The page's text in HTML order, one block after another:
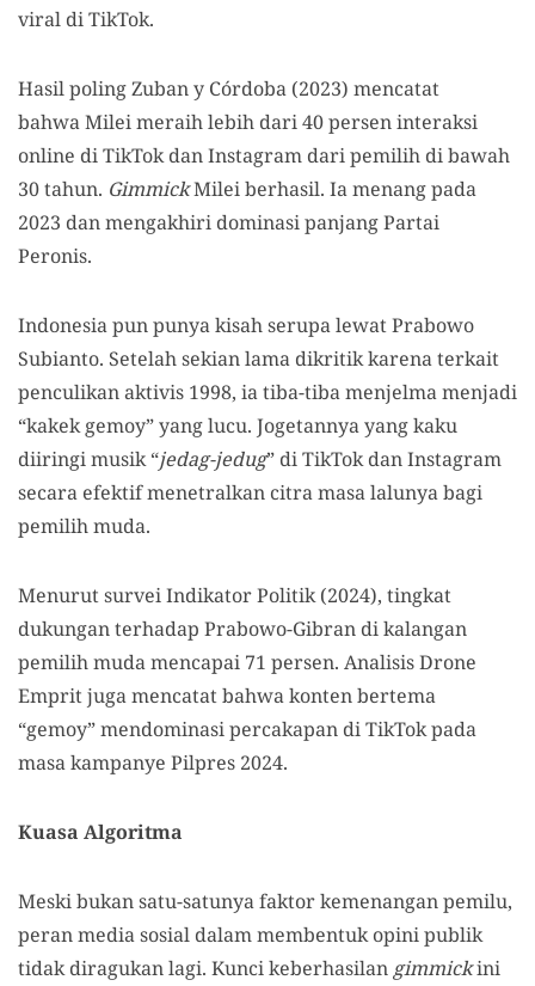
viral di TikTok.
Hasil poling Zuban y Córdoba (2023) mencatat
bahwa Milei meraih lebih dari 40 persen interaksi
online di TikTok dan Instagram dari pemilih di bawah
30 tahun. GimmickMilei berhasil. Ia menang pada
2023 dan mengakhiri dominasi panjang Partai
Peronis.
Indonesia pun punya kisah serupa lewat Prabowo
Subianto. Setelah sekian lama dikritik karena terkait
penculikan aktivis 1998, ia tiba-tiba menjelma menjadi
“kakek gemoy” yang lucu. Jogetannya yang kaku
diiringi musik “jedag-jedug” di TikTok dan Instagram
secara efektif menetralkan citra masa lalunya bagi
pemilih muda.
Menurut survei Indikator Politik (2024), tingkat
dukungan terhadap Prabowo-Gibran di kalangan
pemilih muda mencapai 71 persen. Analisis Drone
Emprit juga mencatat bahwa konten bertema
“gemoy” mendominasi percakapan di TikTok pada
masa kampanye Pilpres 2024.
Kuasa Algoritma
Meski bukan satu-satunya faktor kemenangan pemilu,
peran media sosial dalam membentuk opini publik
tidak diragukan lagi. Kunci keberhasilan gimmickini